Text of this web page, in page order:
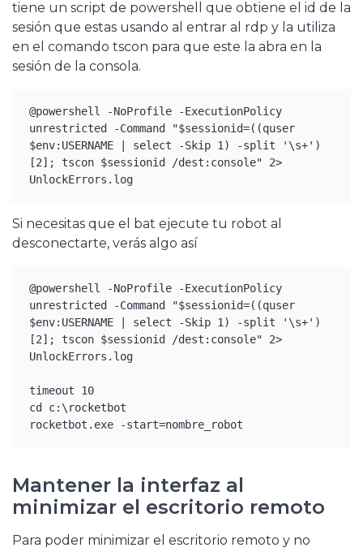
tiene un script de powershell que obtiene el id de la
sesión que estas usando al entrar al rdp y la utiliza
en el comando tscon para que este la abra en la
sesión de la consola.
@powershell -NoProfile -ExecutionPolicy
unrestricted -Command "$sessionid=((quser
$env:USERNAME | select -Skip 1) -split '\s+')
[2]; tscon $sessionid /dest:console" 2>
UnlockErrors.log
Si necesitas que el bat ejecute tu robot al
desconectarte, verás algo así
@powershell -NoProfile -ExecutionPolicy
unrestricted -Command "$sessionid=((quser
$env:USERNAME | select -Skip 1) -split '\s+')
[2]; tscon $sessionid /dest:console" 2>
UnlockErrors.log
timeout 10
cd c:\rocketbot
rocketbot.exe -start=nombre_robot
Mantener la interfaz al
minimizar el escritorio remoto
Para poder minimizar el escritorio remoto y no